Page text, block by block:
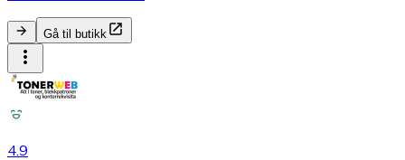
Gå til butikk
4.9